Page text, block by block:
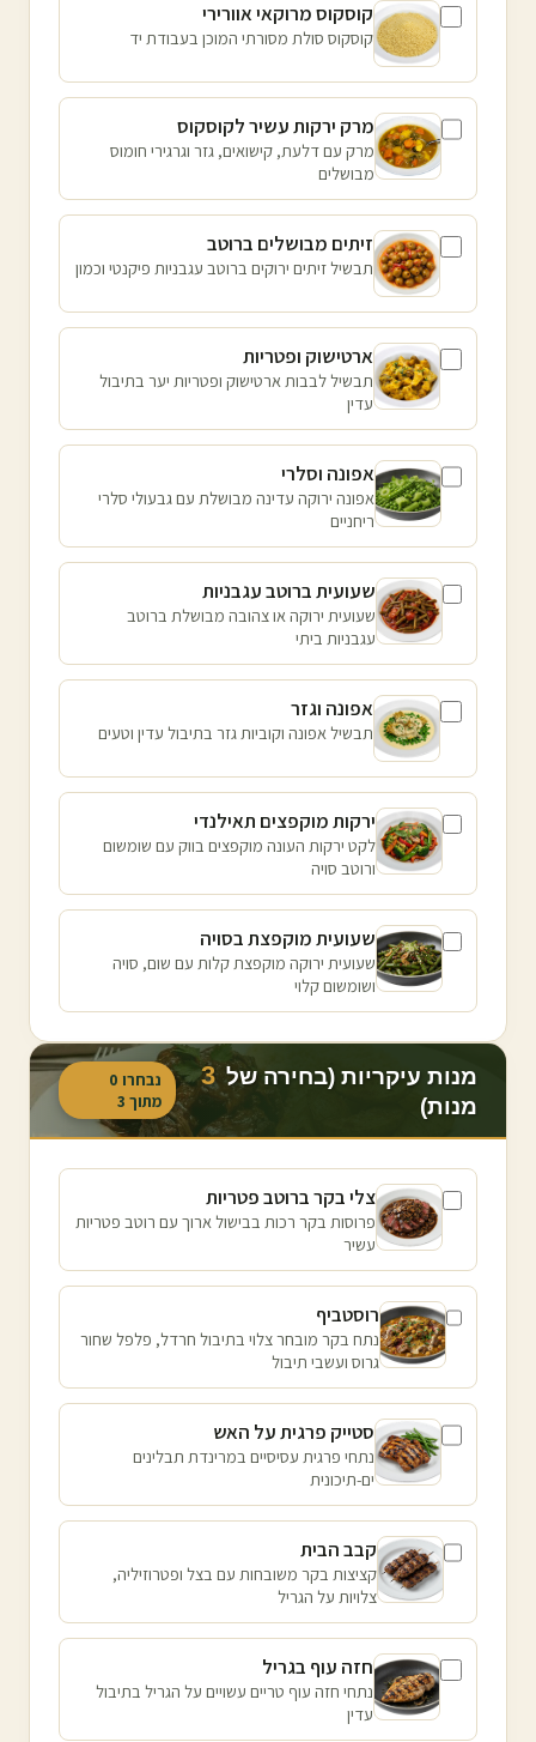
קוסקוס מרוקאי אוורירי
קוסקוס סולת מסורתי המוכן בעבודת יד
מרק ירקות עשיר לקוסקוס
מרק עם דלעת, קישואים, גזר וגרגירי חומוס
מבושלים
זיתים מבושלים ברוטב
תבשיל זיתים ירוקים ברוטב עגבניות פיקנטי וכמון
ארטישוק ופטריות
תבשיל לבבות ארטישוק ופטריות יער בתיבול
עדין
אפונה וסלרי
אפונה ירוקה עדינה מבושלת עם גבעולי סלרי
ריחניים
שעועית ברוטב עגבניות
שעועית ירוקה או צהובה מבושלת ברוטב
עגבניות ביתי
אפונה וגזר
תבשיל אפונה וקוביות גזר בתיבול עדין וטעים
ירקות מוקפצים תאילנדי
לקט ירקות העונה מוקפצים בווק עם שומשום
ורוטב סויה
שעועית מוקפצת בסויה
שעועית ירוקה מוקפצת קלות עם שום, סויה
ושומשום קלוי
מנות עיקריות (בחירה של 3
מנות)
נבחרו 0
מתוך 3
צלי בקר ברוטב פטריות
פרוסות בקר רכות בבישול ארוך עם רוטב פטריות
עשיר
רוסטביף
נתח בקר מובחר צלוי בתיבול חרדל, פלפל שחור
גרוס ועשבי תיבול
סטייק פרגית על האש
נתחי פרגית עסיסיים במרינדת תבלינים
ים-תיכונית
קבב הבית
קציצות בקר משובחות עם בצל ופטרוזיליה,
צלויות על הגריל
חזה עוף בגריל
נתחי חזה עוף טריים עשויים על הגריל בתיבול
עדין